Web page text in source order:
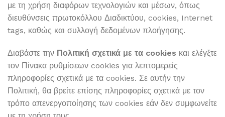
με τη χρήση διαφόρων τεχνολογιών και μέσων, όπως
διευθύνσεις πρωτοκόλλου Διαδικτύου, cookies, Internet
tags, καθώς και συλλογή δεδομένων πλοήγησης.
Διαβάστε την Πολιτική σχετικά με τα cookies και ελέγξτε
τον Πίνακα ρυθμίσεων cookies για λεπτομερείς
πληροφορίες σχετικά με τα cookies. Σε αυτήν την
Πολιτική, θα βρείτε επίσης πληροφορίες σχετικά με τον
τρόπο απενεργοποίησης των cookies εάν δεν συμφωνείτε